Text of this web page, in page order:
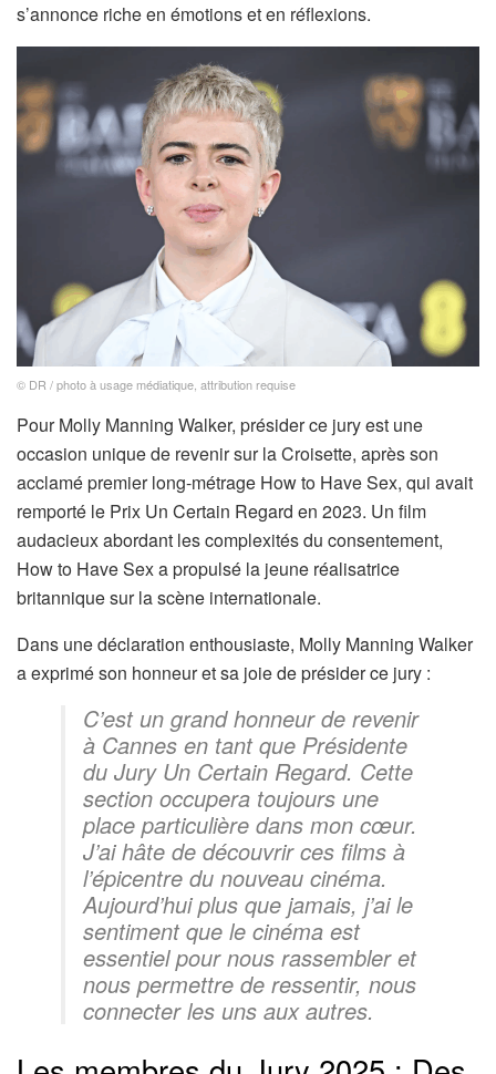
s’annonce riche en émotions et en réflexions.
© DR / photo à usage médiatique, attribution requise
Pour Molly Manning Walker, présider ce jury est une
occasion unique de revenir sur la Croisette, après son
acclamé premier long-métrage How to Have Sex, qui avait
remporté le Prix Un Certain Regard en 2023. Un film
audacieux abordant les complexités du consentement,
How to Have Sex a propulsé la jeune réalisatrice
britannique sur la scène internationale.
Dans une déclaration enthousiaste, Molly Manning Walker
a exprimé son honneur et sa joie de présider ce jury :
C’est un grand honneur de revenir
à Cannes en tant que Présidente
du Jury Un Certain Regard. Cette
section occupera toujours une
place particulière dans mon cœur.
J’ai hâte de découvrir ces films à
l’épicentre du nouveau cinéma.
Aujourd’hui plus que jamais, j’ai le
sentiment que le cinéma est
essentiel pour nous rassembler et
nous permettre de ressentir, nous
connecter les uns aux autres.